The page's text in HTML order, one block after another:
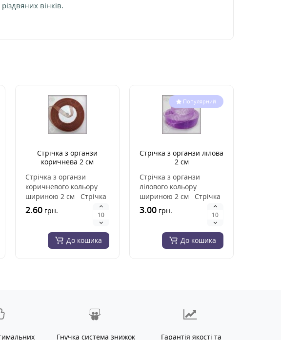
вінків.
Стрічка з органзи
коричнева 2 см
Стрічка з органзи
коричневого кольору
шириною 2 см Стрічка
з органзи виготовлена з
високоя..
2.60 грн.
До кошика
Популярний
Стрічка з органзи лілова
2 см
Стрічка з органзи
лілового кольору
шириною 2 см Стрічка
з органзи виготовлена
із високоякі..
3.00 грн.
До кошика
Гнучка система знижок
Гарантія якості та